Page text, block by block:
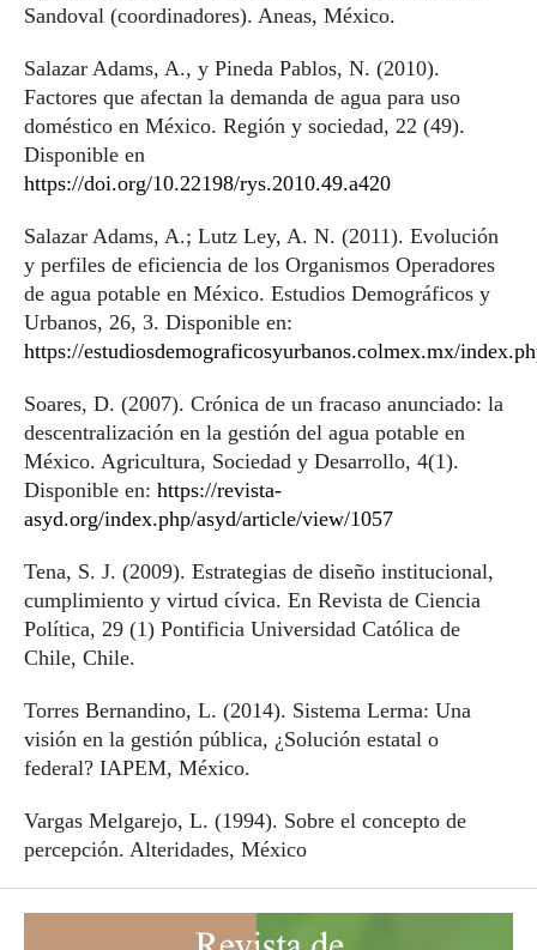
Sandoval (coordinadores). Aneas, México.
Salazar Adams, A., y Pineda Pablos, N. (2010).
Factores que afectan la demanda de agua para uso
doméstico en México. Región y sociedad, 22 (49).
Disponible en
https://doi.org/10.22198/rys.2010.49.a420
Salazar Adams, A.; Lutz Ley, A. N. (2011). Evolución
y perfiles de eficiencia de los Organismos Operadores
de agua potable en México. Estudios Demográficos y
Urbanos, 26, 3. Disponible en:
https://estudiosdemograficosyurbanos.colmex.mx/
Soares, D. (2007). Crónica de un fracaso anunciado: la
descentralización en la gestión del agua potable en
México. Agricultura, Sociedad y Desarrollo, 4(1).
Disponible en: https://revista-
asyd.org/index.php/asyd/article/view/1057
Tena, S. J. (2009). Estrategias de diseño institucional,
cumplimiento y virtud cívica. En Revista de Ciencia
Política, 29 (1) Pontificia Universidad Católica de
Chile, Chile.
Torres Bernandino, L. (2014). Sistema Lerma: Una
visión en la gestión pública, ¿Solución estatal o
federal? IAPEM, México.
Vargas Melgarejo, L. (1994). Sobre el concepto de
percepción. Alteridades, México